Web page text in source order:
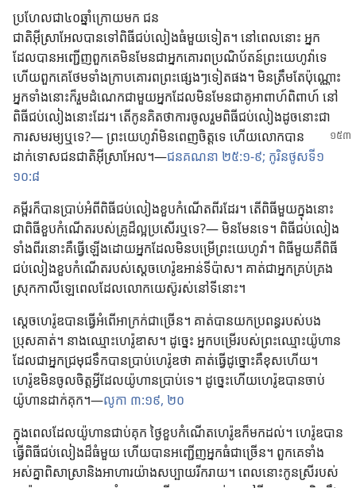
ប្រហែល​ជា​៤០​ឆ្នាំ​ក្រោយ​មក ជន​
ជាតិ​អ៊ីស្រាអែល​បាន​ទៅ​ពិធី​ជប់​លៀង​ធំ​មួយ​ទៀត។ នៅ​ពេល​នោះ អ្នក​
ដែល​បាន​អញ្ជើញ​ពួក​គេ​មិន​មែន​ជា​អ្នក​គោរព​ប្រណិប័តន៍​ព្រះ​យេហូវ៉ា​ទេ
ហើយ​ពួក​គេ​ថែម​ទាំង​ក្រាប​គោរព​ព្រះ​ផ្សេង​ៗ​ទៀត​ផង។ មិន​ត្រឹម​តែ​ប៉ុណ្ណោះ
អ្នក​ទាំង​នោះ​ក៏​រួម​ដំណេក​ជា​មួយ​អ្នក​ដែល​មិន​មែន​ជា​គូ​អាពាហ៍ពិពាហ៍ នៅ​
ពិធី​ជប់​លៀង​នោះ​ដែរ។ តើ​កូន​គិត​ថា​ការ​ចូល​រួម​ពិធី​ជប់​លៀង​ដូច​នោះ​ជា​
ការ​សមរម្យ​ឬ​ទេ?— ព្រះ​យេហូវ៉ា​មិន​ពេញ​ចិត្ត​ទេ ហើយ​លោក​បាន​
ដាក់​ទោស​ជន​ជាតិ​អ៊ីស្រាអែល។—ជន​គណនា ២៥:១​-​៩; កូរិនថូស​ទី១
១០:៨
គម្ពីរ​ក៏​បាន​ប្រាប់​អំពី​ពិធី​ជប់​លៀង​ខួប​កំណើត​ពីរ​ដែរ។ តើ​ពិធី​មួយ​ក្នុង​នោះ​
ជា​ពិធី​ខួប​កំណើត​របស់​គ្រូ​ដ៏​ល្អ​ប្រសើរ​ឬ​ទេ?— មិន​មែន​ទេ។ ពិធី​ជប់​លៀង​
ទាំង​ពីរ​នោះ​គឺ​ធ្វើ​ឡើង​ដោយ​អ្នក​ដែល​មិន​បម្រើ​ព្រះ​យេហូវ៉ា។ ពិធី​មួយ​គឺ​ពិធី​
ជប់​លៀង​ខួប​កំណើត​របស់​ស្ដេច​ហេរ៉ូឌ​អាន់ទីប៉ាស។ គាត់​ជា​អ្នក​គ្រប់​គ្រង​
ស្រុក​កាលីឡេ​ពេល​ដែល​លោក​យេស៊ូ​រស់​នៅ​ទី​នោះ។
ស្ដេច​ហេរ៉ូឌ​បាន​ធ្វើ​អំពើ​អាក្រក់​ជា​ច្រើន។ គាត់​បាន​យក​ប្រពន្ធ​របស់​បង​
ប្រុស​គាត់។ នាង​ឈ្មោះ​ហេរ៉ូឌាស។ ដូច្នេះ អ្នក​បម្រើ​របស់​ព្រះ​ឈ្មោះ​យ៉ូហាន​
ដែល​ជា​អ្នក​ជ្រមុជ​ទឹក​បាន​ប្រាប់​ហេរ៉ូឌ​ថា គាត់​ធ្វើ​ដូច្នោះ​គឺ​ខុស​ហើយ។
ហេរ៉ូឌ​មិន​ចូល​ចិត្ត​អ្វី​ដែល​យ៉ូហាន​ប្រាប់​ទេ។ ដូច្នេះ​ហើយ​ហេរ៉ូឌ​បាន​ចាប់​
យ៉ូហាន​ដាក់​គុក។—លូកា ៣:១៩, ២០
ក្នុង​ពេល​ដែល​យ៉ូហាន​ជាប់​គុក ថ្ងៃ​ខួប​កំណើត​ហេរ៉ូឌ​ក៏​មក​ដល់។ ហេរ៉ូឌ​បាន​
ធ្វើ​ពិធី​ជប់​លៀង​ដ៏​ធំ​មួយ ហើយ​បាន​អញ្ជើញ​អ្នក​ធំ​ជា​ច្រើន។ ពួក​គេ​ទាំង​
អស់​គ្នា​ពិសា​ស្រា​និង​អាហារ​យ៉ាង​សប្បាយ​រីក​រាយ។ ពេល​នោះ​កូន​ស្រី​របស់​